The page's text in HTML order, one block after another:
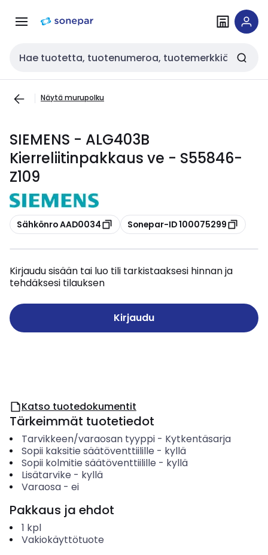
navigointiinsisältöön
Haku
Näytä murupolku
SIEMENS - ALG403B
Kierreliitinpakkaus ve - S55846-
Z109
Kopioi
Sähkönro AAD0034 Kopioi
Sonepar-ID 100075299
Kirjaudu sisään tai luo tili tarkistaaksesi hinnan ja
tehdäksesi tilauksen
Kirjaudu
Katso tuotedokumentit
Tärkeimmät tuotetiedot
Tarvikkeen/varaosan tyyppi- Kytkentäsarja
Sopii kaksitie säätöventtiilille - kyllä
Sopii kolmitie säätöventtiilille - kyllä
Lisätarvike - kyllä
Varaosa- ei
Pakkaus ja ehdot
1 kpl
Vakiokäyttötuote